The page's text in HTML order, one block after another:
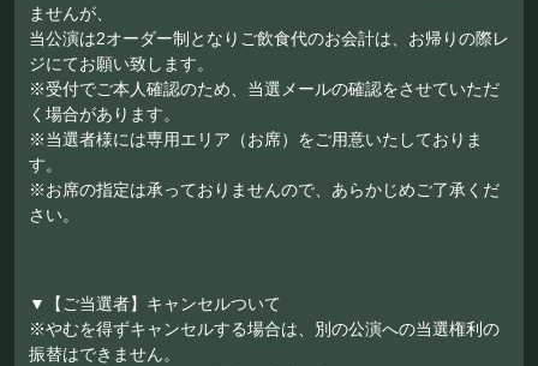
ませんが、
当公演は2オーダー制となりご飲食代のお会計は、お帰りの際レ
ジにてお願い致します。
※受付でご本人確認のため、当選メールの確認をさせていただ
く場合があります。
※当選者様には専用エリア（お席）をご用意いたしておりま
す。
※お席の指定は承っておりませんので、あらかじめご了承くだ
さい。
▼【ご当選者】キャンセルついて
※やむを得ずキャンセルする場合は、別の公演への当選権利の
振替はできません。